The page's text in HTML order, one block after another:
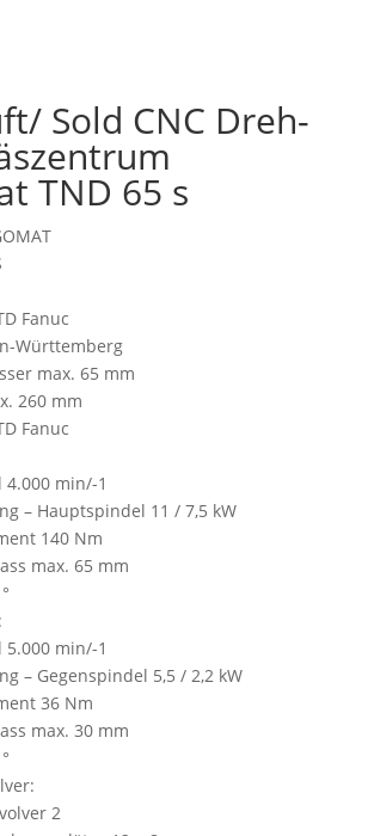
Sold CNC Dreh-
TND 65 s
Fanuc
Württemberg
max. 65 mm
260 mm
Fanuc
4.000 min/-1
– Hauptspindel 11 / 7,5 kW
140 Nm
max. 65 mm
5.000 min/-1
– Gegenspindel 5,5 / 2,2 kW
36 Nm
max. 30 mm
2